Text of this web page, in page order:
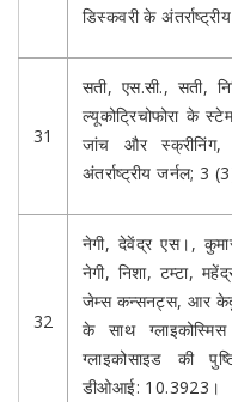
डिस्कवरी के
31
सती, एस.सी., सती,
ल्यूकोट्रिचोफोरा के स्टेम
जांच और स्क्रीनिंग,
अंतर्राष्ट्रीय जर्नल; 3
32
नेगी, देवेंद्र एस।,
नेगी, निशा, टम्टा,
जेम्स कन्सनट्स, आर
के साथ
ग्लाइकोसाइड की
डीओआई: 10.3923।